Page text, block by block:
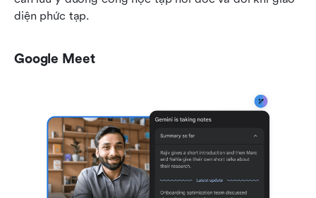
diện phức tạp.
Google Meet